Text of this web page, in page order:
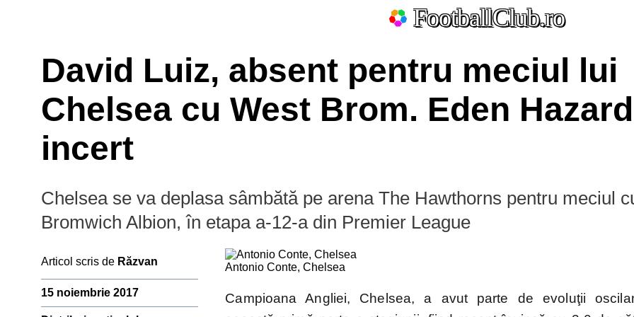
FootballClub.ro
Prim-plan
Ousmane Dembélé
Reconstrucție Manchester United
Clasament Premier League
Campionate
League
David Luiz, absent pentru meciul lui
Chelsea cu West Brom. Eden
incert
Chelsea se va deplasa sâmbătă pe arena The Hawthorns pentru meciul
Bromwich Albion, în etapa a-12-a din Premier League
Articol scris de Răzvan
15 noiembrie 2017
Antonio Conte, Chelsea
Campioana Angliei, Chelsea, a avut parte de evoluţii